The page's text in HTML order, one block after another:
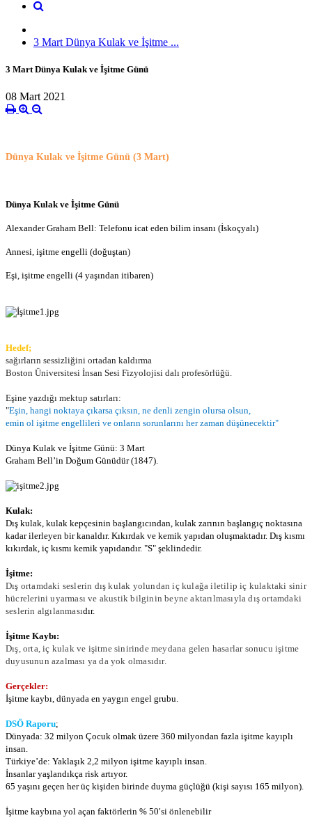
3 Mart Dünya Kulak ve İşitme ...
3 Mart Dünya Kulak ve İşitme Günü
08 Mart 2021
Dünya Kulak ve İşitme Günü (3 Mart)
Dünya Kulak ve İşitme Günü
Alexander Graham Bell: Telefonu icat eden bilim insanı (İskoçyalı)
Annesi, işitme engelli (doğuştan)
Eşi, işitme engelli (4 yaşından itibaren)
Hedef;
sağırların sessizliğini ortadan kaldırma
Boston Üniversitesi İnsan Sesi Fizyolojisi dalı profesörlüğü.
Eşine yazdığı mektup satırları:
"Eşin, hangi noktaya çıkarsa çıksın, ne denli zengin olursa olsun,
emin ol işitme engellileri ve onların sorunlarını her zaman düşünecektir"
Dünya Kulak ve İşitme Günü: 3 Mart
Graham Bell’in Doğum Günüdür (1847).
Kulak:
Dış kulak, kulak kepçesinin başlangıcından, kulak zarının başlangıç noktasına
kadar ilerleyen bir kanaldır. Kıkırdak ve kemik yapıdan oluşmaktadır. Dış kısmı
kıkırdak, iç kısmı kemik yapıdandır. "S" şeklindedir.
İşitme:
Dış ortamdaki seslerin dış kulak yolundan iç kulağa iletilip iç kulaktaki sinir
hücrelerini uyarması ve akustik bilginin beyne aktarılmasıyla dış ortamdaki
seslerin algılanmasıdır.
İşitme Kaybı:
Dış, orta, iç kulak ve işitme sinirinde meydana gelen hasarlar sonucu işitme
duyusunun azalması ya da yok olmasıdır.
Gerçekler:
İşitme kaybı, dünyada en yaygın engel grubu.
DSÖ Raporu;
Dünyada: 32 milyon Çocuk olmak üzere 360 milyondan fazla işitme kayıplı
insan.
Türkiye’de: Yaklaşık 2,2 milyon işitme kayıplı insan.
İnsanlar yaşlandıkça risk artıyor.
65 yaşını geçen her üç kişiden birinde duyma güçlüğü (kişi sayısı 165 milyon).
İşitme kaybına yol açan faktörlerin % 50′si önlenebilir